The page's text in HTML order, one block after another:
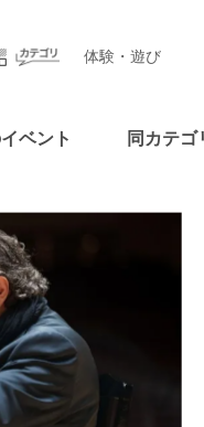
体験・遊び
ベント 同カテゴ